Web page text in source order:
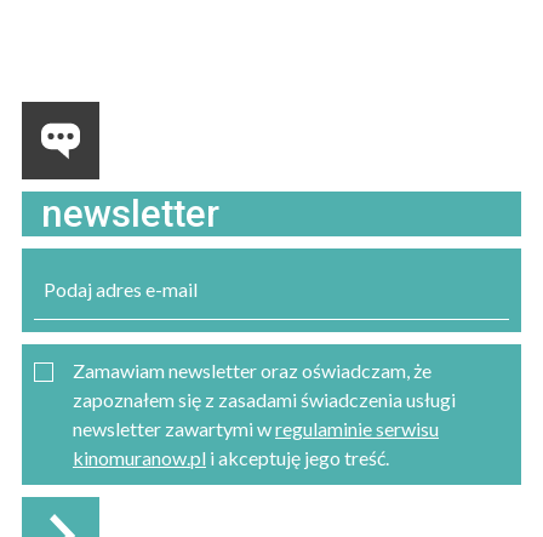
newsletter
Zamawiam newsletter oraz oświadczam, że
zapoznałem się z zasadami świadczenia usługi
newsletter zawartymi wregulaminie serwisu
kinomuranow.pl i akceptuję jego treść.